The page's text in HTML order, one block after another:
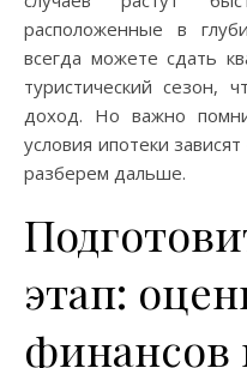
расположенные в
всегда можете сдать
туристический сезон,
доход. Но важно
условия ипотеки
разберем дальше.
этап:
финансов